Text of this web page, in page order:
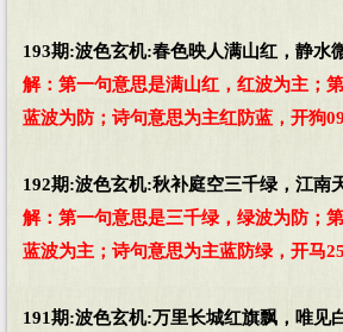
193期:波色玄机:春色映人满山红，静水
解：第一句意思是满山红，红波为主；
蓝波为防；诗句意思为主红防蓝，开狗09
192期:波色玄机:秋补庭空三千绿，江南
解：第一句意思是三千绿，绿波为防；
蓝波为主；诗句意思为主蓝防绿，开马25
191期:波色玄机:万里长城红旗飘，唯见